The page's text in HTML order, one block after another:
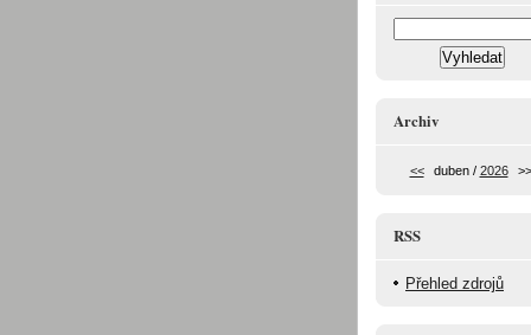
Archiv
<< duben / 2026 >>
RSS
Přehled zdrojů